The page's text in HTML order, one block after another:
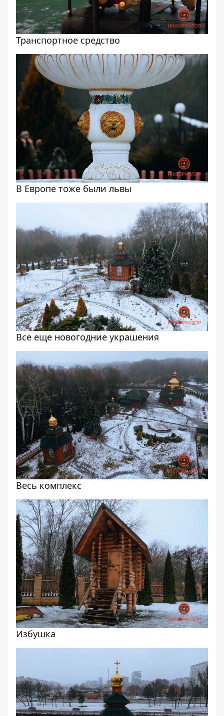
Транспортное средство
В Европе тоже были львы
Все еще новогодние украшения
Весь комплекс
Избушка